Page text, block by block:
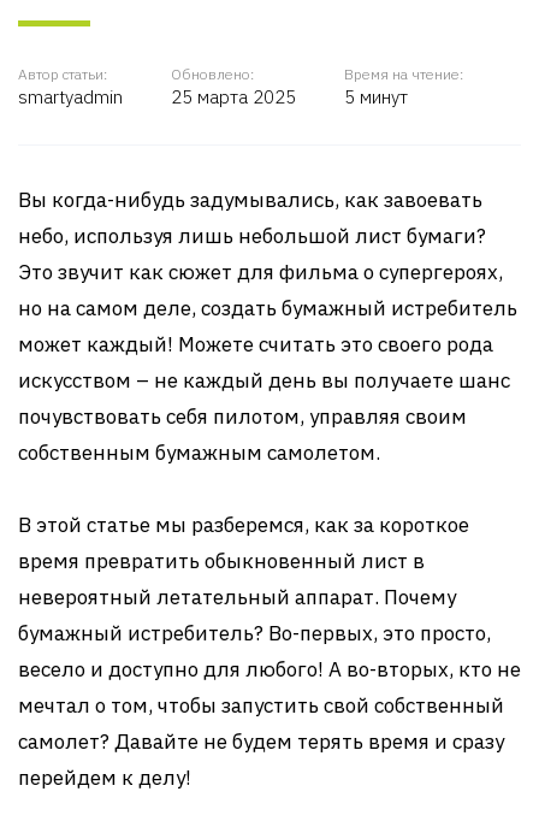
Автор статьи:
smartyadmin
Обновлено:
25 марта 2025
Время на чтение:
5 минут
Вы когда-нибудь задумывались, как завоевать
небо, используя лишь небольшой лист бумаги?
Это звучит как сюжет для фильма о супергероях,
но на самом деле, создать бумажный истребитель
может каждый! Можете считать это своего рода
искусством – не каждый день вы получаете шанс
почувствовать себя пилотом, управляя своим
собственным бумажным самолетом.
В этой статье мы разберемся, как за короткое
время превратить обыкновенный лист в
невероятный летательный аппарат. Почему
бумажный истребитель? Во-первых, это просто,
весело и доступно для любого! А во-вторых, кто не
мечтал о том, чтобы запустить свой собственный
самолет? Давайте не будем терять время и сразу
перейдем к делу!